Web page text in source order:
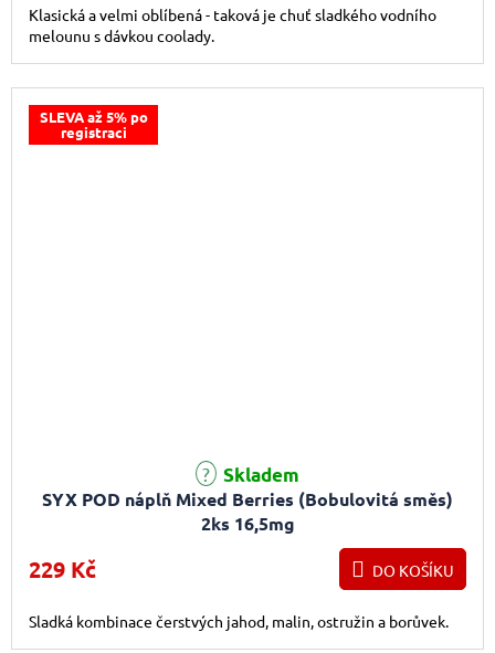
Klasická a velmi oblíbená - taková je chuť sladkého vodního
melounu s dávkou coolady.
SLEVA až 5% po
registraci
SYX POD náplň Mixed Berries (Bobulovitá směs)
2ks 16,5mg
Skladem
229 Kč DO KOŠÍKU
Sladká kombinace čerstvých jahod, malin, ostružin a borůvek.